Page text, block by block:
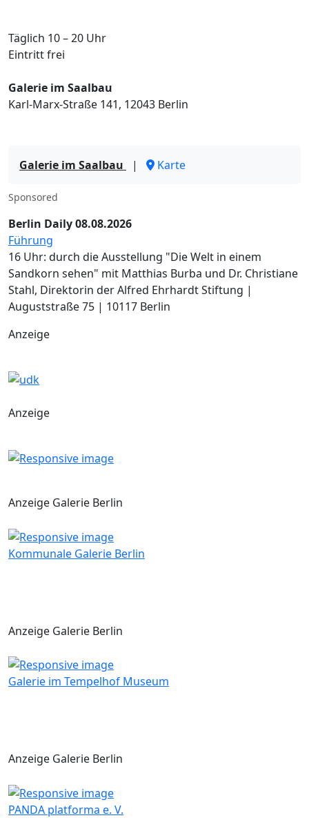
Täglich 10 – 20 Uhr
Eintritt frei
Galerie im Saalbau
Karl-Marx-Straße 141, 12043 Berlin
Galerie im Saalbau | Karte
Sponsored
Berlin Daily 08.08.2026
Führung
16 Uhr: durch die Ausstellung "Die Welt in einem
Sandkorn sehen" mit Matthias Burba und Dr. Christiane
Stahl, Direktorin der Alfred Ehrhardt Stiftung |
Auguststraße 75 | 10117 Berlin
Anzeige
Anzeige
Anzeige Galerie Berlin
Kommunale Galerie Berlin
Anzeige Galerie Berlin
Galerie im Tempelhof Museum
Anzeige Galerie Berlin
PANDA platforma e. V.